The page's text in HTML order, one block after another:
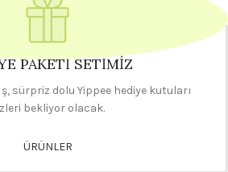
PAKETİ SETİMİZ
sürpriz dolu Yippee hediye kutuları
bekliyor olacak.
ÜRÜNLER